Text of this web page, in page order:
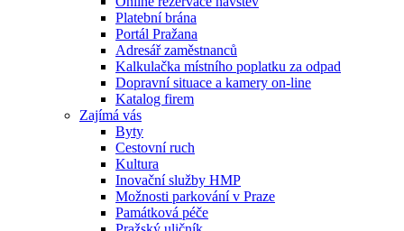
Platební brána
Portál Pražana
Adresář zaměstnanců
Kalkulačka místního poplatku za odpad
Dopravní situace a kamery on-line
Katalog firem
Zajímá vás
Byty
Cestovní ruch
Kultura
Inovační služby HMP
Možnosti parkování v Praze
Památková péče